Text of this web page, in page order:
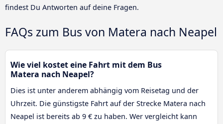
findest Du Antworten auf deine Fragen.
FAQs zum Bus von Matera nach Neapel
Wie viel kostet eine Fahrt mit dem Bus
Matera nach Neapel?
Dies ist unter anderem abhängig vom Reisetag und der
Uhrzeit. Die günstigste Fahrt auf der Strecke Matera nach
Neapel ist bereits ab 9 € zu haben. Wer vergleicht kann